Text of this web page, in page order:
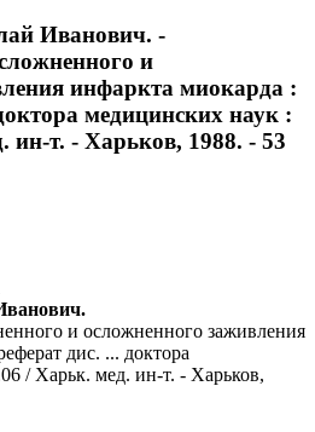
Иванович. -
и
инфаркта миокарда :
медицинских наук :
ин-т. - Харьков, 1988. - 53
и осложненного заживления
дис. ... доктора
/ Харьк. мед. ин-т. - Харьков,